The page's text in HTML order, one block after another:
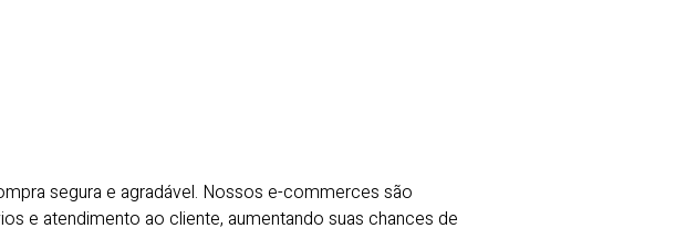
segura e agradável. Nossos e-commerces são
e atendimento ao cliente, aumentando suas chances de